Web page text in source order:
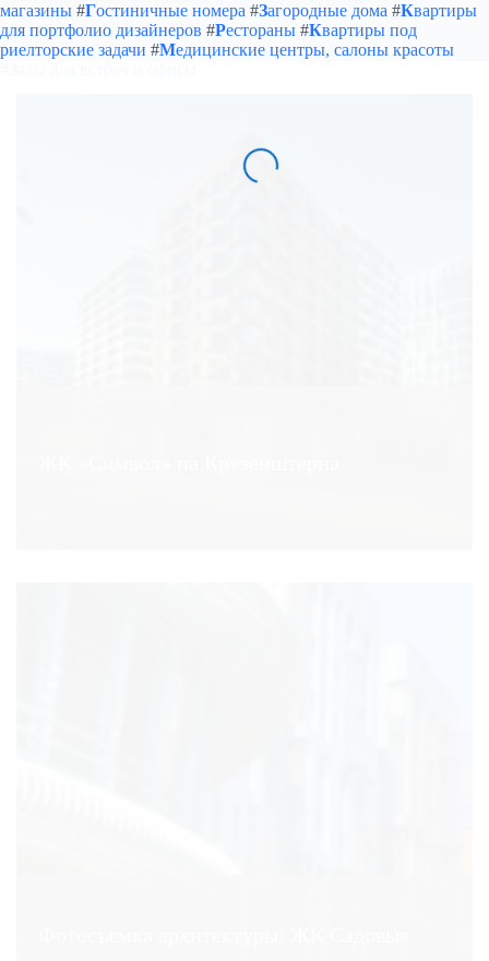
магазины #Гостиничные номера #Загородные дома #Квартиры
для портфолио дизайнеров #Рестораны #Квартиры под
риелторские задачи #Медицинские центры, салоны красоты